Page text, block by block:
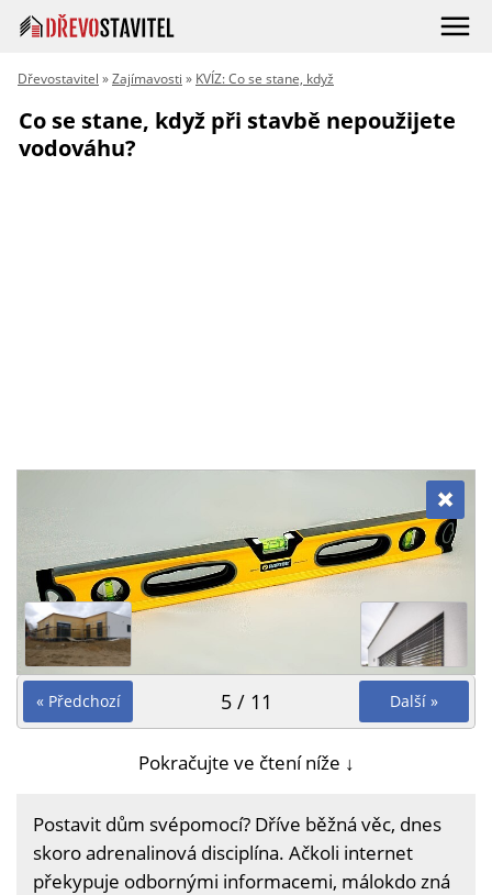
Dřevostavitel »Zajímavosti » KVÍZ: Co se stane, když
Co se stane, když při stavbě nepoužijete
vodováhu?
« Předchozí Další »
5 / 11
Pokračujte ve čtení níže ↓
Postavit dům svépomocí? Dříve běžná věc, dnes
skoro adrenalinová disciplína. Ačkoli internet
překypuje odbornými informacemi, málokdo zná